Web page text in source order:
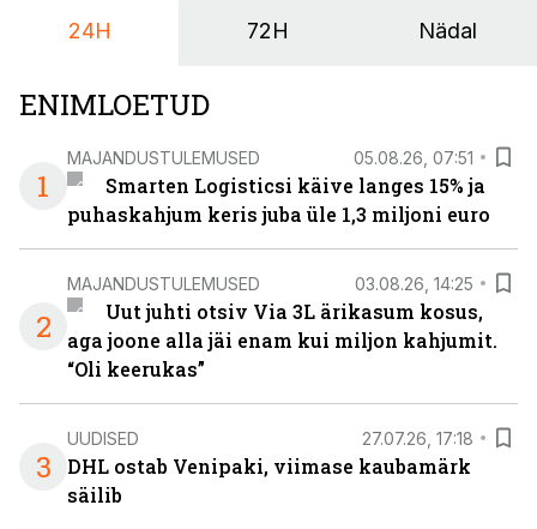
24H 72H Nädal
ENIMLOETUD
1
MAJANDUSTULEMUSED 05.08.26, 07:51
Smarten Logisticsi käive langes 15% ja
puhaskahjum keris juba üle 1,3 miljoni euro
2
MAJANDUSTULEMUSED 03.08.26, 14:25
Uut juhti otsiv Via 3L ärikasum kosus,
aga joone alla jäi enam kui miljon kahjumit.
“Oli keerukas”
3
UUDISED 27.07.26, 17:18
DHL ostab Venipaki, viimase kaubamärk
säilib